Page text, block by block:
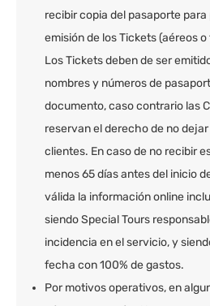
recibir copia del pasaporte para
emisión de los Tickets (aéreos
Los Tickets deben de ser
nombres y números de
documento, caso contrario las
reservan el derecho de no
clientes. En caso de no recibir
menos 65 días antes del inicio
válida la información online
siendo Special Tours
incidencia en el servicio, y
fecha con 100% de gastos.
Por motivos operativos, en